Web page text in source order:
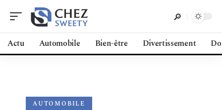
Actu Automobile Bien-être Divertissement
AUTOMOBILE